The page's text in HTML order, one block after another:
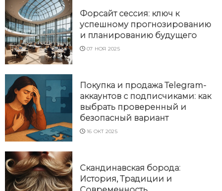
Форсайт сессия: ключ к
успешному прогнозированию
и планированию будущего
07 НОЯ 2025
Покупка и продажа Telegram-
аккаунтов с подписчиками: как
выбрать проверенный и
безопасный вариант
16 ОКТ 2025
Скандинавская борода:
История, Традиции и